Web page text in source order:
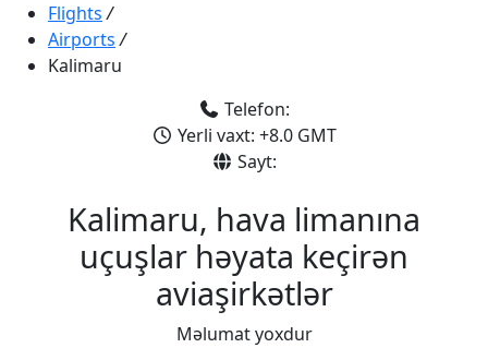
Flights /
Airports /
Kalimaru
Telefon:
Yerli vaxt: +8.0 GMT
Sayt:
Kalimaru, hava limanına
uçuşlar həyata keçirən
aviaşirkətlər
Məlumat yoxdur